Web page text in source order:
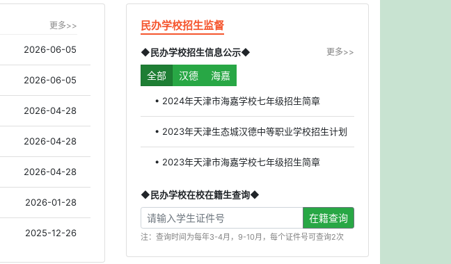
更多>>
2026-06-05
2026-06-05
2026-04-28
2026-04-28
2026-04-28
2026-01-28
2025-12-26
民办学校招生监督
◆民办学校招生信息公示◆ 更多>>
全部 汉德 海嘉
• 2024年天津市海嘉学校七年级招生简章
• 2023年天津生态城汉德中等职业学校招生计划
• 2023年天津市海嘉学校七年级招生简章
◆民办学校在校在籍生查询◆
在籍查询
注：查询时间为每年3-4月，9-10月，每个证件号可查询2次